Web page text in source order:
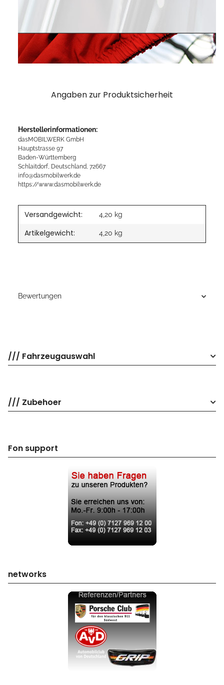
Angaben zur Produktsicherheit
Herstellerinformationen:
dasMOBILWERK GmbH
Hauptstrasse 97
Baden-Württemberg
Schlaitdorf, Deutschland, 72667
info@dasmobilwerk.de
https://www.dasmobilwerk.de
Versandgewicht: 4,20 kg
Artikelgewicht: 4,20 kg
Bewertungen
/// Fahrzeugauswahl
/// Zubehoer
Fon support
networks